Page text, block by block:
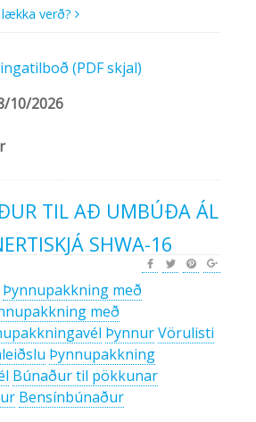
lækka verð?
(PDF skjal)
10/2026
TIL AÐ UMBÚÐA ÁL
SHWA-16
Þynnupakkning með
með
ÞynnurVörulisti
Þynnupakkning
Búnaður til pökkunar
Bensínbúnaður